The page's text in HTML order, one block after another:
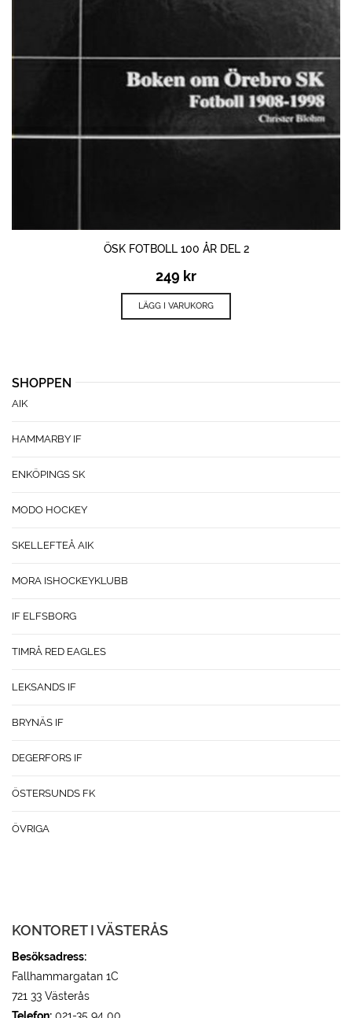
ÖSK FOTBOLL 100 ÅR DEL 2
249 kr
LÄGG I VARUKORG
SHOPPEN
AIK
HAMMARBY IF
ENKÖPINGS SK
MODO HOCKEY
SKELLEFTEÅ AIK
MORA ISHOCKEYKLUBB
IF ELFSBORG
TIMRÅ RED EAGLES
LEKSANDS IF
BRYNÄS IF
DEGERFORS IF
ÖSTERSUNDS FK
ÖVRIGA
KONTORET I VÄSTERÅS
Besöksadress:
Fallhammargatan 1C
721 33 Västerås